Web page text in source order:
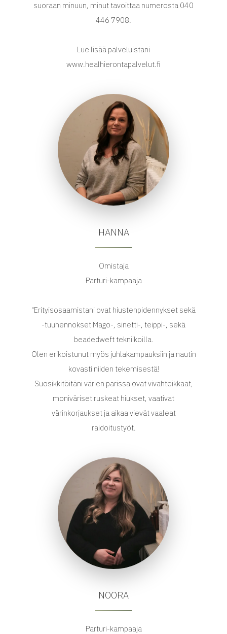
suoraan minuun, minut tavoittaa numerosta 040
446 7908.
Lue lisää palveluistani
www.healhierontapalvelut.fi
HANNA
Omistaja
Parturi-kampaaja
"Erityisosaamistani ovat hiustenpidennykset sekä
-tuuhennokset Mago-, sinetti-, teippi-, sekä
beadedweft tekniikoilla.
Olen erikoistunut myös juhlakampauksiin ja nautin
kovasti niiden tekemisestä!
Suosikkitöitäni värien parissa ovat vivahteikkaat,
moniväriset ruskeat hiukset, vaativat
värinkorjaukset ja aikaa vievät vaaleat
raidoitustyöt.
NOORA
Parturi-kampaaja